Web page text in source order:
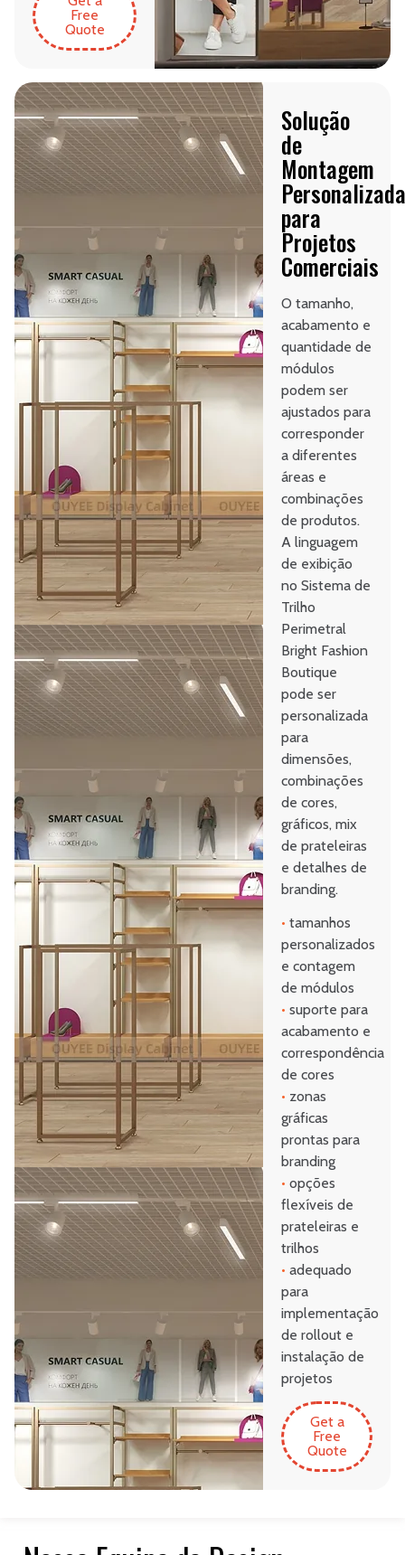
Free
Quote
Solução
de
Montagem
para
Projetos
Comerciais
O tamanho,
acabamento e
quantidade de
módulos
podem ser
ajustados para
corresponder
a diferentes
áreas e
combinações
de produtos.
A linguagem
de exibição
no Sistema de
Trilho
Perimetral
Bright Fashion
Boutique
pode ser
personalizada
para
dimensões,
combinações
de cores,
gráficos, mix
de prateleiras
e detalhes de
branding.
• tamanhos
personalizados
e contagem
de módulos
• suporte para
acabamento e
correspondência
de cores
• zonas
gráficas
prontas para
branding
• opções
flexíveis de
prateleiras e
trilhos
• adequado
para
implementação
de rollout e
instalação de
projetos
Get a
Free
Quote